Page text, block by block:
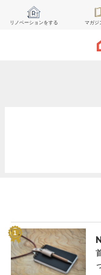
リノベーションをする マガジ